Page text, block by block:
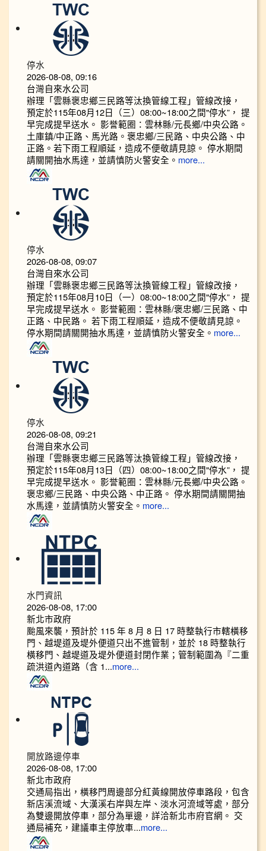
停水
2026-08-08, 09:16
台灣自來水公司
辦理「雲縣褒忠鄉三民路等汰換管線工程」管線改接，
預定於115年08月12日（三）08:00~18:00之間"停水”， 提
早完成提早送水。 影誉範圈：雲林縣/元長鄉/中央公路。
土庫鎮/中正路、馬光路。褒忠鄉/三民路、中央公路、中
正路。若下雨工程順延，造成不便敬請見諒。 停水期間
請關開抽水馬達，並請慎防火警安全。 more...
停水
2026-08-08, 09:07
台灣自來水公司
辦理「雲縣褒忠鄉三民路等汰換管線工程」管線改接，
預定於115年08月10日（一）08:00~18:00之間"停水”， 提
早完成提早送水。 影誉範圈：雲林縣/褒忠鄉/三民路、中
正路、中民路。 若下雨工程順延，造成不便敬請見諒。
停水期間請關開抽水馬達，並請慎防火警安全。 more...
停水
2026-08-08, 09:21
台灣自來水公司
辦理「雲縣褒忠鄉三民路等汰換管線工程」管線改接，
預定於115年08月13日（四）08:00~18:00之間"停水”， 提
早完成提早送水。 影誉範圈：雲林縣/元長鄉/中央公路。
褒忠鄉/三民路、中央公路、中正路。 停水期間請關開抽
水馬達，並請慎防火警安全。 more...
水門資訊
2026-08-08, 17:00
新北市政府
颱風來襲，預計於 115 年 8 月 8 日 17 時整執行市轄橫移
門、越堤道及堤外便道只出不進管制，並於 18 時整執行
橫移門、越堤道及堤外便道封閉作業；管制範圍為『二重
疏洪道內道路（含 1...more...
開放路邊停車
2026-08-08, 17:00
新北市政府
交通局指出，橫移門周邊部分紅黃線開放停車路段，包含
新店溪流域、大漢溪右岸與左岸、淡水河流域等處，部分
為雙邊開放停車，部分為單邊，詳洽新北市府官網。 交
通局補充，建議車主停放車...more...